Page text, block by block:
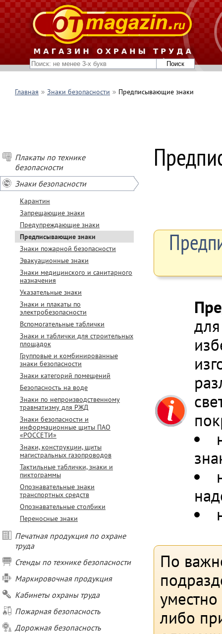
Главная Знаки безопасности Предписывающие знаки
Плакаты по технике
безопасности
Знаки безопасности
Карантин
Запрещающие знаки
Предупреждающие знаки
Предписывающие знаки
Знаки пожарной безопасности
Эвакуационные знаки
Знаки медицинского и санитарного
назначения
Указательные знаки
Знаки и плакаты по
электробезопасности
Вспомогательные таблички
Знаки и таблички для строительных
площадок
Групповые и комбинированные
знаки безопасности
Знаки категорий помещений
Безопасность на воде
Знаки по непроизводственному
травматизму для РЖД
Знаки безопасности и
информационные щиты ПАО
«РОССЕТИ»
Знаки, конструкции, щиты
магистральных газопроводов
Тактильные таблички, знаки и
пиктограммы
Опознавательные знаки
транспортных средств
Опознавательные столбики
Переносные знаки
Печатная продукция по охране
труда
Стенды по технике безопасности
Маркировочная продукция
Кабинеты охраны труда
Пожарная безопасность
Дорожная безопасность
По
либо